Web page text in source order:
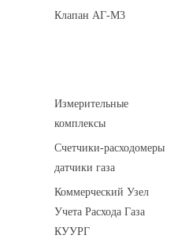
Клапан АГ-М3
Измерительные
комплексы
Счетчики-расходомеры
датчики газа
Коммерческий Узел
Учета Расхода Газа
КУУРГ